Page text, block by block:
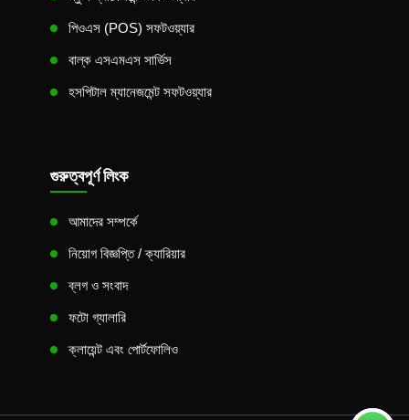
পিওএস (POS) সফটওয়্যার
বাল্ক এসএমএস সার্ভিস
হসপিটাল ম্যানেজমেন্ট সফটওয়্যার
গুরুত্বপূর্ণ লিংক
আমাদের সম্পর্কে
নিয়োগ বিজ্ঞপ্তি / ক্যারিয়ার
ব্লগ ও সংবাদ
ফটো গ্যালারি
ক্লায়েন্ট এবং পোর্টফোলিও